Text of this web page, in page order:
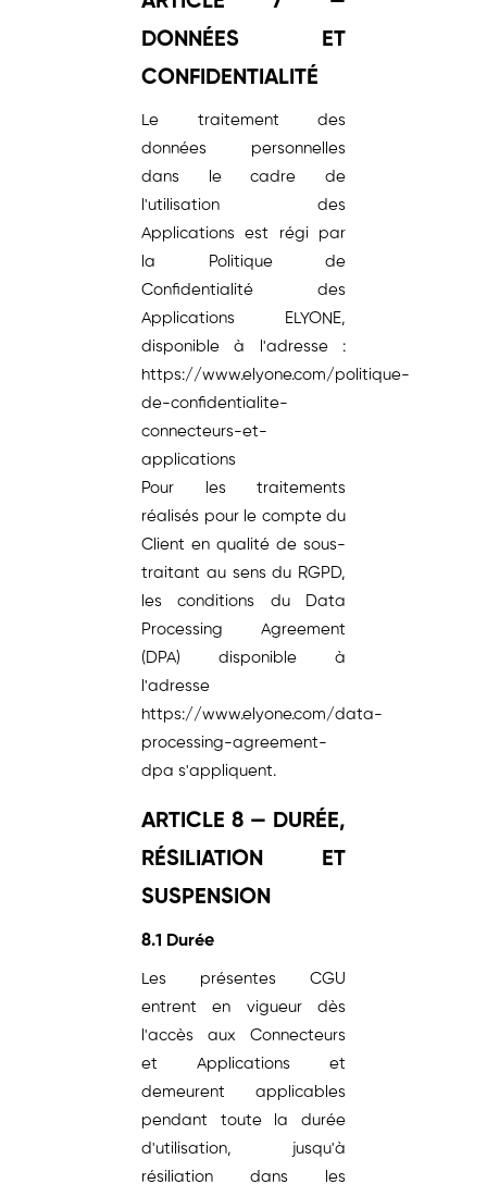
DONNÉES ET
CONFIDENTIALITÉ
Le traitement des
données personnelles
dans le cadre de
l'utilisation des
Applications est régi par
la Politique de
Confidentialité des
Applications ELYONE,
disponible à l'adresse :
https://www.elyone.com/politique-
de-confidentialite-
connecteurs-et-
applications
Pour les traitements
réalisés pour le compte du
Client en qualité de sous-
traitant au sens du RGPD,
les conditions du Data
Processing Agreement
(DPA) disponible à
l'adresse
https://www.elyone.com/data-
processing-agreement-
dpa s'appliquent.
ARTICLE 8 — DURÉE,
RÉSILIATION ET
SUSPENSION
8.1 Durée
Les présentes CGU
entrent en vigueur dès
l'accès aux Connecteurs
et Applications et
demeurent applicables
pendant toute la durée
d'utilisation, jusqu'à
résiliation dans les